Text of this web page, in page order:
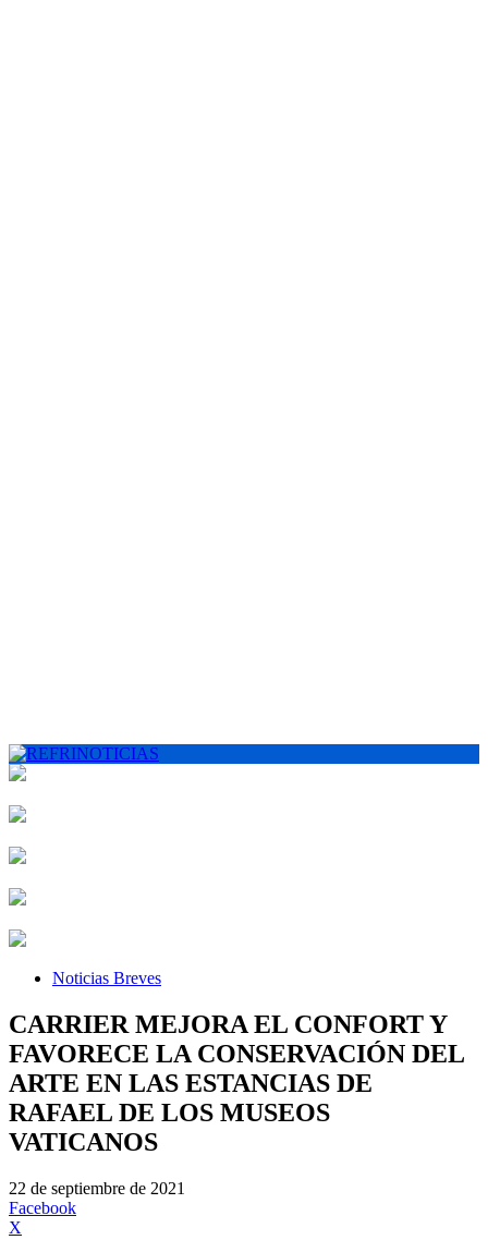
Noticias Breves
CARRIER MEJORA EL CONFORT Y
FAVORECE LA CONSERVACIÓN DEL
ARTE EN LAS ESTANCIAS DE
RAFAEL DE LOS MUSEOS
VATICANOS
22 de septiembre de 2021
Facebook
X